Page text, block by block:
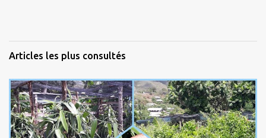
Articles les plus consultés